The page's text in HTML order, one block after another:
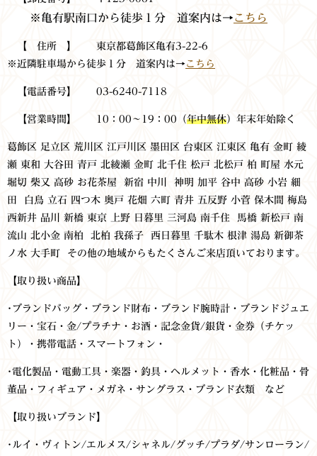
※亀有駅南口から徒歩１分 道案内は→こちら
【 住所 】 東京都葛飾区亀有3-22-6
※近隣駐車場から徒歩１分 道案内は→こちら
【電話番号】 03-6240-7118
【営業時間】 10：00～19：00（年中無休）年末年始除く
葛飾区 足立区 荒川区 江戸川区 墨田区 台東区 江東区 亀有 金町 綾
瀬 東和 大谷田 青戸 北綾瀬 金町 北千住 松戸 北松戸 柏 町屋 水元
堀切 柴又 高砂 お花茶屋 新宿 中川 神明 加平 谷中 高砂 小岩 細
田 白鳥 立石 四つ木 奥戸 花畑 六町 青井 五反野 小菅 保木間 梅島
西新井 品川 新橋 東京 上野 日暮里 三河島 南千住 馬橋 新松戸 南
流山 北小金 南柏 北柏 我孫子 西日暮里 千駄木 根津 湯島 新御茶
ノ水 大手町 その他の地域からもたくさんご来店頂いております。
【取り扱い商品】
･ブランドバッグ・ブランド財布・ブランド腕時計・ブランドジュエ
リー・宝石・金/プラチナ・お酒・記念金貨/銀貨・金券（チケッ
ト）・携帯電話・スマートフォン・
･電化製品・電動工具・楽器・釣具・ヘルメット・香水・化粧品・骨
董品・フィギュア・メガネ・サングラス・ブランド衣類 など
【取り扱いブランド】
･ ルイ・ヴィトン/エルメス/シャネル/グッチ/プラダ/サンローラン/